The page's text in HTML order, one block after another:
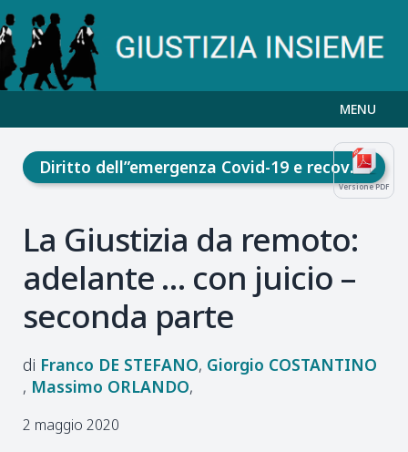
MENU
Versione PDF
Diritto dell”emergenza Covid-19 e recovery fund
La Giustizia da remoto:
adelante … con juicio –
seconda parte
Franco DE STEFANO Giorgio COSTANTINO
Massimo ORLANDO
2 maggio 2020